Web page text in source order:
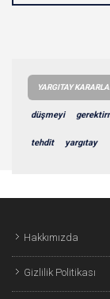
YARGITAY
düşmeyi
tehdit yargıtay
Hakkımızda
Gizlilik Politikası